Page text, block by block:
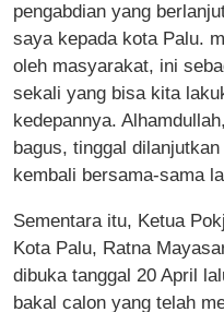
pengabdian yang
saya kepada kota Palu.
oleh masyarakat, ini
sekali yang bisa kita
kedepannya.
bagus, tinggal
kembali bersama-sama
Sementara itu, Ketua
Kota Palu, Ratna
dibuka tanggal 20 April
bakal calon yang telah